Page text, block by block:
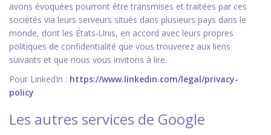
avons évoquées pourront être transmises et traitées par ces
sociétés via leurs serveurs situés dans plusieurs pays dans le
monde, dont les États-Unis, en accord avec leurs propres
politiques de confidentialité que vous trouverez aux liens
suivants et que nous vous invitons à lire.
Pour LinkedIn : https://www.linkedin.com/legal/privacy-
policy
Les autres services de Google